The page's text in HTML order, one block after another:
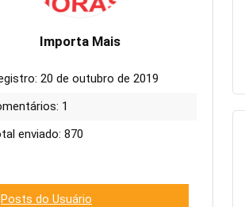
Importa Mais
20 de outubro de 2019
1
enviado: 870
Posts do Usuário